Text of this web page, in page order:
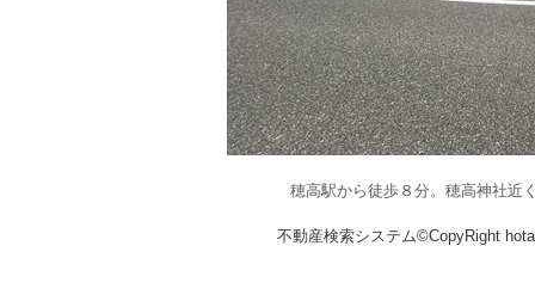
穂高駅から徒歩８分。穂高神社近
不動産検索システム©CopyRight